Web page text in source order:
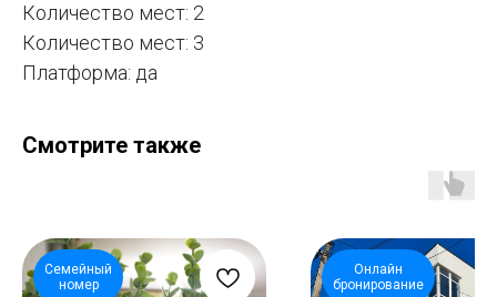
Количество мест: 2
Количество мест: 3
Платформа: да
Смотрите также
Семейный
номер
Онлайн
бронирование